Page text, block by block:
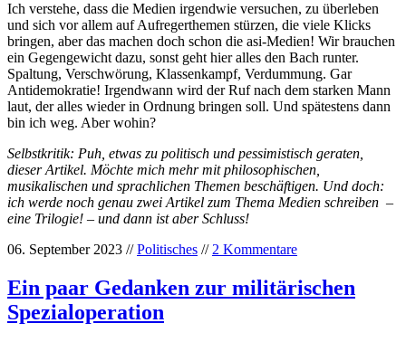
Ich verstehe, dass die Medien irgendwie versuchen, zu überleben
und sich vor allem auf Aufregerthemen stürzen, die viele Klicks
bringen, aber das machen doch schon die asi-Medien! Wir brauchen
ein Gegengewicht dazu, sonst geht hier alles den Bach runter.
Spaltung, Verschwörung, Klassenkampf, Verdummung. Gar
Antidemokratie! Irgendwann wird der Ruf nach dem starken Mann
laut, der alles wieder in Ordnung bringen soll. Und spätestens dann
bin ich weg. Aber wohin?
Selbstkritik: Puh, etwas zu politisch und pessimistisch geraten,
dieser Artikel. Möchte mich mehr mit philosophischen,
musikalischen und sprachlichen Themen beschäftigen. Und doch:
ich werde noch genau zwei Artikel zum Thema Medien schreiben –
eine Trilogie! – und dann ist aber Schluss!
06. September 2023 //Politisches // 2 Kommentare
Ein paar Gedanken zur militärischen
Spezialoperation